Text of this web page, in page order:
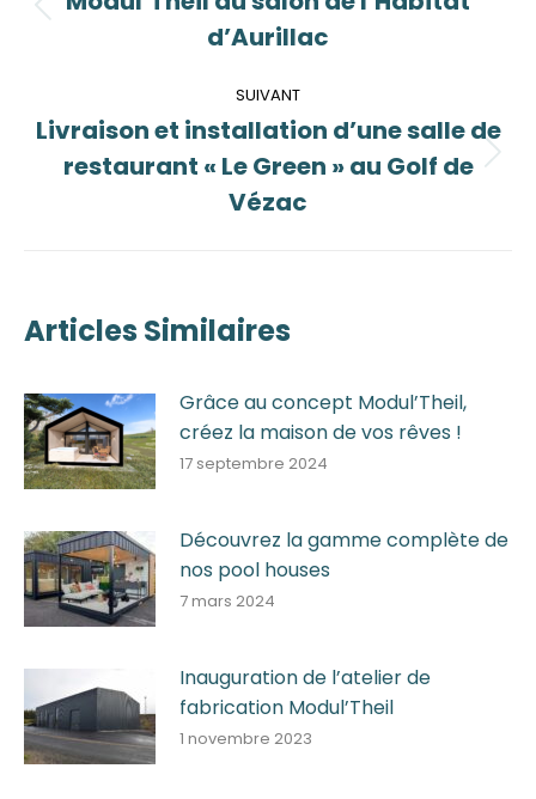
Article
précédent
d’Aurillac
SUIVANT
Article
suivant
Livraison et installation d’une salle de
restaurant « Le Green » au Golf de
Vézac
Articles Similaires
Grâce au concept Modul’Theil,
créez la maison de vos rêves !
17 septembre 2024
Découvrez la gamme complète de
nos pool houses
7 mars 2024
Inauguration de l’atelier de
fabrication Modul’Theil
1 novembre 2023